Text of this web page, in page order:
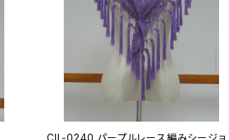
CIL-0240 パープルレース編みシージョ